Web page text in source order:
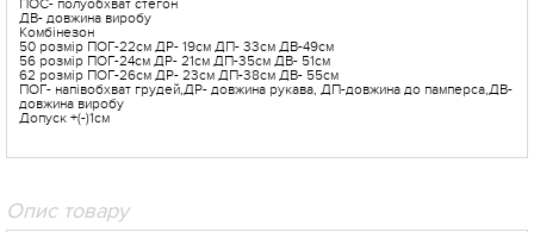
ПОС- полуобхват стегон
ДВ- довжина виробу
Комбінезон
50 розмір ПОГ-22см ДР- 19см ДП- 33см ДВ-49см
56 розмір ПОГ-24см ДР- 21см ДП-35см ДВ- 51см
62 розмір ПОГ-26см ДР- 23см ДП-38см ДВ- 55см
ПОГ- напівобхват грудей,ДР- довжина рукава, ДП-довжина до памперса,ДВ-
довжина виробу
Допуск +(-)1см
Опис товару